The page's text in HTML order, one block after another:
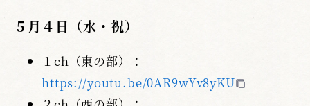
５月４日（水・祝）
１ch（東の部）：
https://youtu.be/0AR9wYv8yKU